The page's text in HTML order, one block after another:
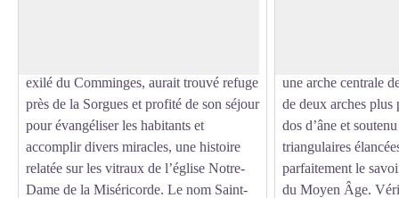
exilé du Comminges, aurait trouvé refuge
près de la Sorgues et profité de son séjour
pour évangéliser les habitants et
accomplir divers miracles, une histoire
relatée sur les vitraux de l’église Notre-
Dame de la Miséricorde. Le nom Saint-
une arche centrale
de deux arches plus
dos d’âne et
triangulaires
parfaitement le
du Moyen Âge.